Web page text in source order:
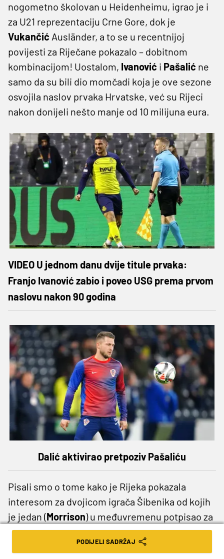
nogometno školovan u Heidenheimu, igrao je i
za U21 reprezentaciju Crne Gore, dok je
Vukančić Ausländer, a to se u recentnijoj
povijesti za Riječane pokazalo – dobitnom
kombinacijom! Uostalom, Ivanović i Pašalić ne
samo da su bili dio momčadi koja je ove sezone
osvojila naslov prvaka Hrvatske, već su Rijeci
nakon donijeli nešto manje od 10 milijuna eura.
VIDEO U jednom danu dvije titule prvaka:
Franjo Ivanović zabio i poveo USG prema prvom
naslovu nakon 90 godina
Dalić aktivirao pretpoziv Pašaliću
Pisali smo o tome kako je Rijeka pokazala
interesom za dvojicom igrača Šibenika od kojih
je jedan (Morrison) u međuvremenu potpisao za
Charlotte. Rijeka, čak i onda kad može, očito radi
sve da ne plati odštetu. I morat će naći zaista
PODIJELI SADRŽAJ